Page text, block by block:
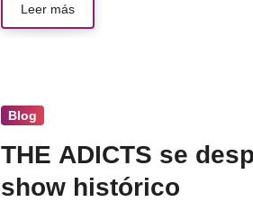
Leer más
Blog
THE ADICTS se
show histórico